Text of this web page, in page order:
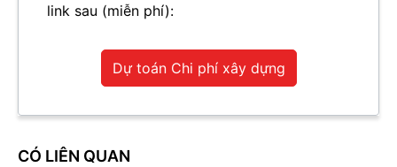
link sau (miễn phí):
Dự toán Chi phí xây dựng
CÓ LIÊN QUAN